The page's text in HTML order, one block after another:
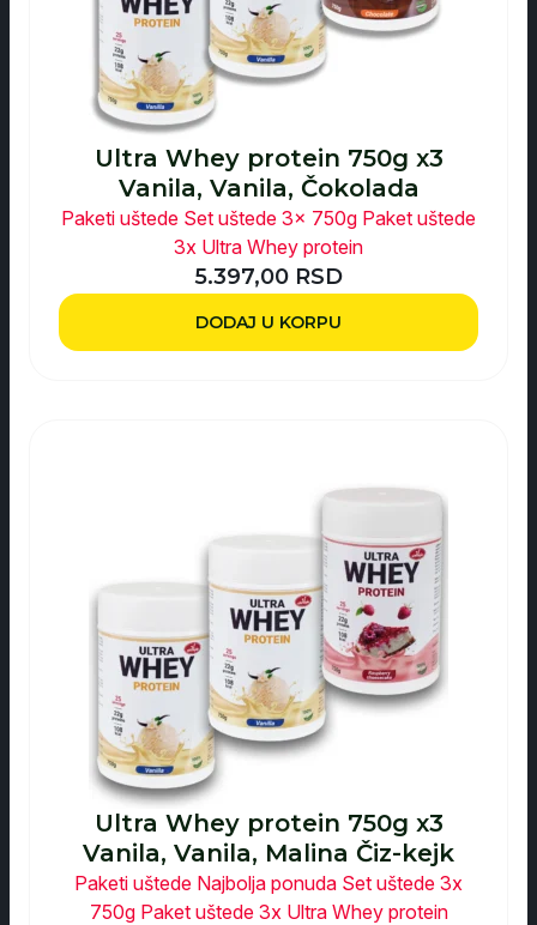
Ultra Whey protein 750g x3
Vanila, Vanila, Čokolada
Paketi uštede Set uštede 3x 750g Paket uštede
3x Ultra Whey protein
5.397,00 RSD
DODAJ U KORPU
Ultra Whey protein 750g x3
Vanila, Vanila, Malina Čiz-kejk
Paketi uštede Najbolja ponuda Set uštede 3x
750g Paket uštede 3x Ultra Whey protein